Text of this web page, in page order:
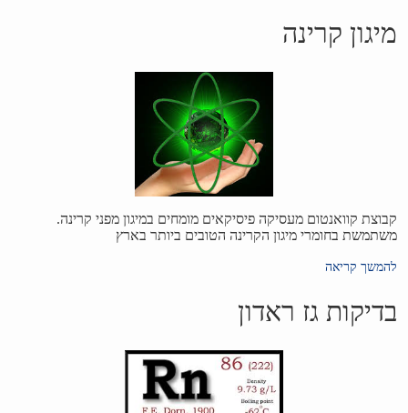
מיגון קרינה
קבוצת קוואנטום מעסיקה פיסיקאים מומחים במיגון מפני קרינה.
משתמשת בחומרי מיגון הקרינה הטובים ביותר בארץ
להמשך קריאה
בדיקות גז ראדון